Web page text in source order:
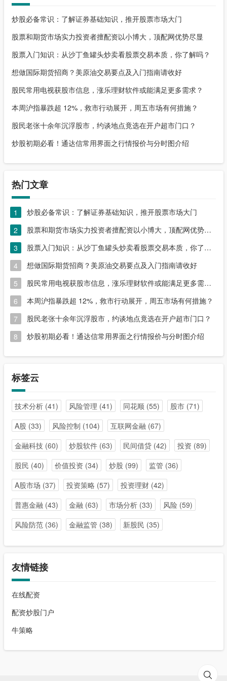
炒股必备常识：了解证券基础知识，推开股票市场大门
股票和期货市场实力投资者擅配资以小博大，顶配网优势尽显
股票入门知识：从沙丁鱼罐头炒卖看股票交易本质，你了解吗？
想做国际期货招商？美原油交易要点及入门指南请收好
股民常用电视获股市信息，涨乐理财软件或能满足更多需求？
本周沪指暴跌超 12%，救市行动展开，周五市场有何措施？
股民老张十余年沉浮股市，约谈地点竟选在开户超市门口？
炒股初期必看！通达信常用界面之行情报价与分时图介绍
热门文章
1
炒股必备常识：了解证券基础知识，推开股票市场大门
2
股票和期货市场实力投资者擅配资以小博大，顶配网优势尽显
3
股票入门知识：从沙丁鱼罐头炒卖看股票交易本质，你了解吗？
4
想做国际期货招商？美原油交易要点及入门指南请收好
5
股民常用电视获股市信息，涨乐理财软件或能满足更多需求？
6
本周沪指暴跌超 12%，救市行动展开，周五市场有何措施？
7
股民老张十余年沉浮股市，约谈地点竟选在开户超市门口？
8
炒股初期必看！通达信常用界面之行情报价与分时图介绍
标签云
技术分析(41) 风险管理 (41) 同花顺(55) 股市(71)
A股 (33) 风险控制 (104) 互联网金融 (67)
金融科技(60) 炒股软件(63) 民间借贷(42) 投资 (89)
股民 (40) 价值投资 (34) 炒股 (99) 监管 (36)
A股市场 (37) 投资策略 (57) 投资理财(42)
普惠金融 (43) 金融 (63) 市场分析(33) 风险(59)
风险防范(36) 金融监管 (38) 新股民 (35)
友情链接
在线配资
配资炒股门户
牛策略